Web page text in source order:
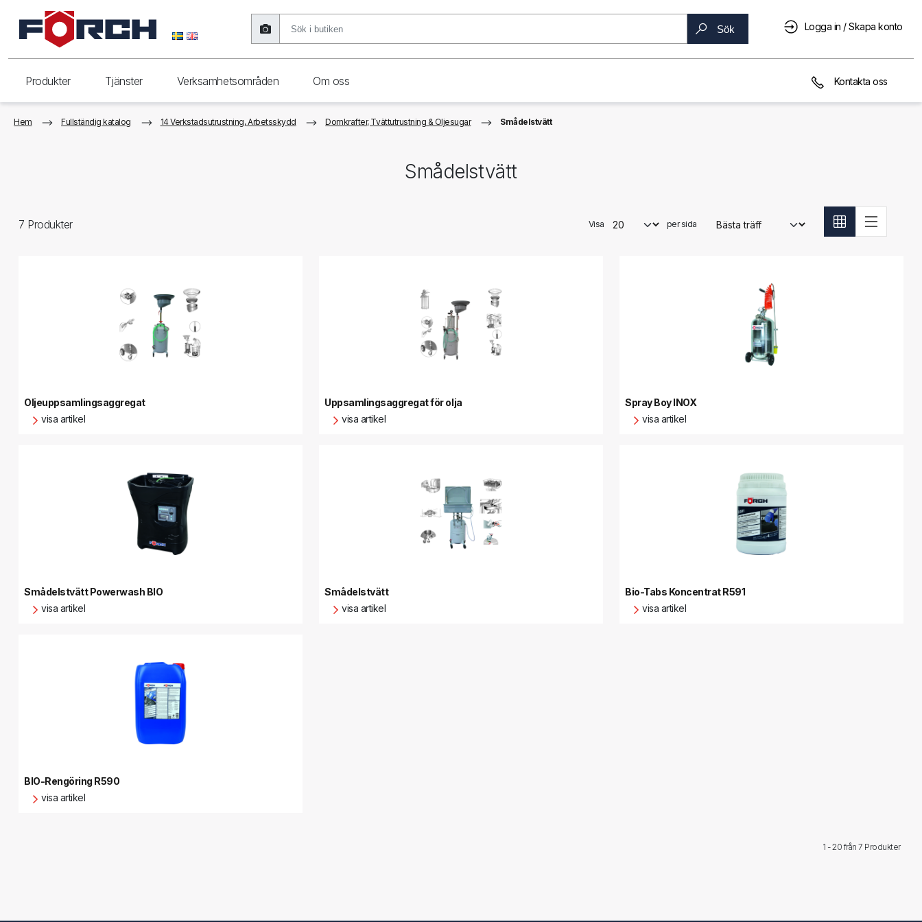
Sök Logga in / Skapa konto
Produkter Tjänster Verksamhetsområden Om oss Kontakta oss
Hem Fullständig katalog 14 Verkstadsutrustning, Arbetsskydd Domkrafter, Tvättutrustning & Oljesugar Smådelstvätt
Smådelstvätt
7 Produkter Visa per sida
Oljeuppsamlingsaggregat
visa artikel
Uppsamlingsaggregat för olja
visa artikel
Spray Boy INOX
visa artikel
Smådelstvätt Powerwash BIO
visa artikel
Smådelstvätt
visa artikel
Bio-Tabs Koncentrat R591
visa artikel
BIO-Rengöring R590
visa artikel
1 - 20 från7 Produkter